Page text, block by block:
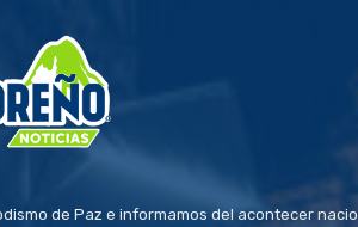
de Paz e informamos del acontecer